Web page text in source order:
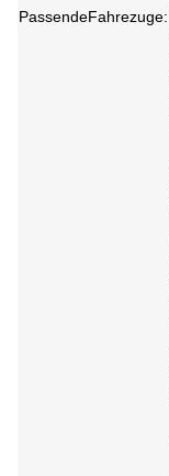
PassendeFahrezuge: